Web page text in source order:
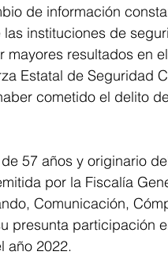
de información
instituciones de
mayores resultados en
Estatal de Seguridad
cometido el delito
57 años y originario
por la Fiscalía
Comunicación,
presunta participación
año 2022.